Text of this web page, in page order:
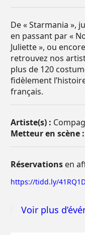
De « Starmania »,
en passant par «
Juliette », ou
retrouvez nos
plus de 120
fidèlement
français.
Artiste(s) :
Metteur en scène :
Réservations en
https://tidd.ly/
Voir plus